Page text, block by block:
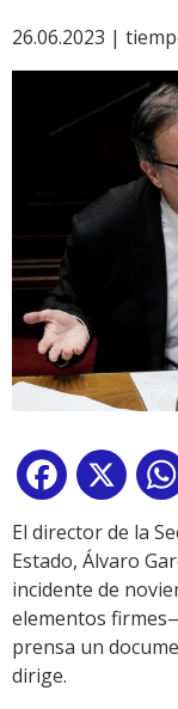
26.06.2023 |
Facebook
X
El director de la
Estado, Álvaro
incidente de
elementos
prensa un
dirige.